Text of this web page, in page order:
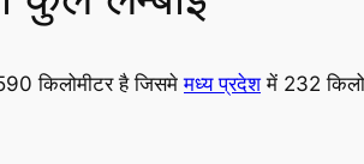
किलोमीटर है जिसमेमध्य प्रदेशमें 232